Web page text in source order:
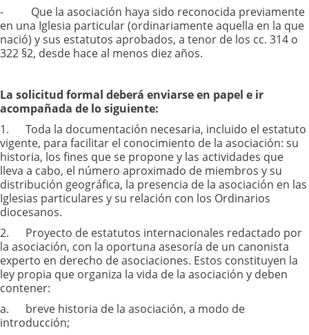
- Que la asociación haya sido reconocida previamente
en una Iglesia particular (ordinariamente aquella en la que
nació) y sus estatutos aprobados, a tenor de los cc. 314 o
322 §2, desde hace al menos diez años.
La solicitud formal deberá enviarse en papel e ir
acompañada de lo siguiente:
1. Toda la documentación necesaria, incluido el estatuto
vigente, para facilitar el conocimiento de la asociación: su
historia, los fines que se propone y las actividades que
lleva a cabo, el número aproximado de miembros y su
distribución geográfica, la presencia de la asociación en las
Iglesias particulares y su relación con los Ordinarios
diocesanos.
2. Proyecto de estatutos internacionales redactado por
la asociación, con la oportuna asesoría de un canonista
experto en derecho de asociaciones. Estos constituyen la
ley propia que organiza la vida de la asociación y deben
contener:
a. breve historia de la asociación, a modo de
introducción;